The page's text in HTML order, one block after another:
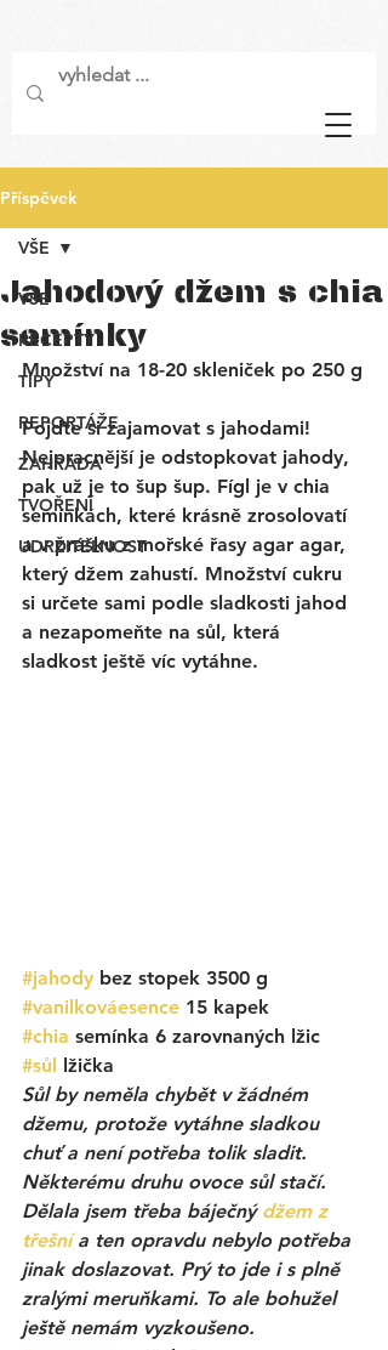
Příspěvek
VŠE
RECEPTY
TIPY
REPORTÁŽE
ZAHRADA
TVOŘENÍ
UDRŽITELNOST
VŠE
Jahodový džem s chia
semínky
Množství na 18-20 skleniček po 250 g
Pojďte si zajamovat s jahodami!
Nejpracnější je odstopkovat jahody,
pak už je to šup šup. Fígl je v chia
semínkách, které krásně zrosolovatí
a v prášku z mořské řasy agar agar,
který džem zahustí. Množství cukru
si určete sami podle sladkosti jahod
a nezapomeňte na sůl, která
sladkost ještě víc vytáhne.
#jahody bez stopek 3500 g
#vanilkováesence 15 kapek
#chia semínka 6 zarovnaných lžic
#sůl lžička
Sůl by neměla chybět v žádném
džemu, protože vytáhne sladkou
chuť a není potřeba tolik sladit.
Některému druhu ovoce sůl stačí.
Dělala jsem třeba báječný džem z
třešní a ten opravdu nebylo potřeba
jinak doslazovat. Prý to jde i s plně
zralými meruňkami. To ale bohužel
ještě nemám vyzkoušeno.